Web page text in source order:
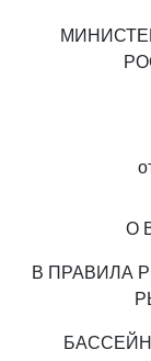
О
В ПРАВИЛА